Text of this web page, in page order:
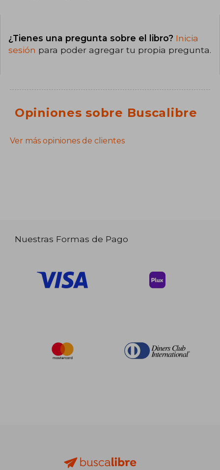
¿Tienes una pregunta sobre el libro? Inicia
sesión para poder agregar tu propia pregunta.
Opiniones sobre Buscalibre
Ver más opiniones de clientes
Nuestras Formas de Pago